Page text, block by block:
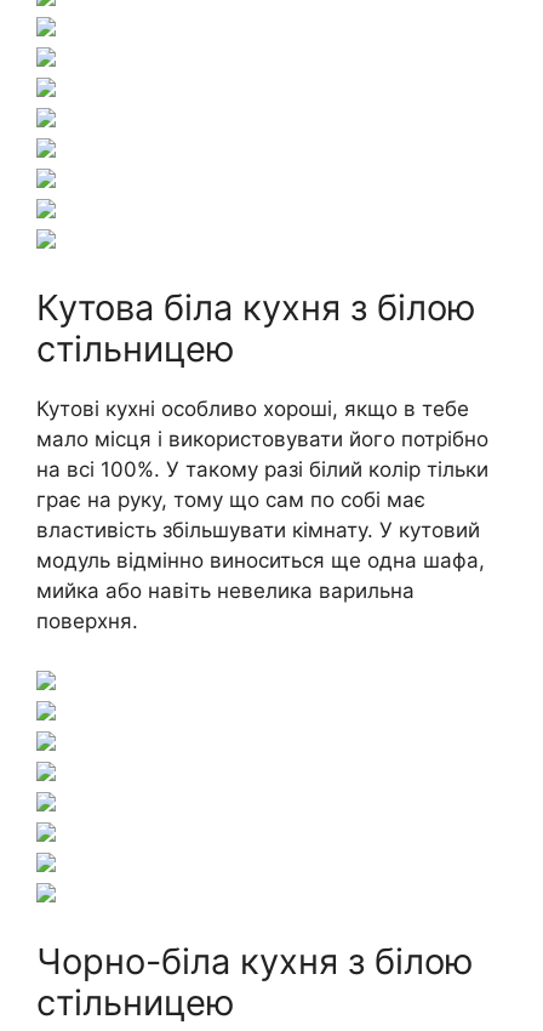
Кутова біла кухня з білою
стільницею
Кутові кухні особливо хороші, якщо в тебе
мало місця і використовувати його потрібно
на всі 100%. У такому разі білий колір тільки
грає на руку, тому що сам по собі має
властивість збільшувати кімнату. У кутовий
модуль відмінно виноситься ще одна шафа,
мийка або навіть невелика варильна
поверхня.
Чорно-біла кухня з білою
стільницею